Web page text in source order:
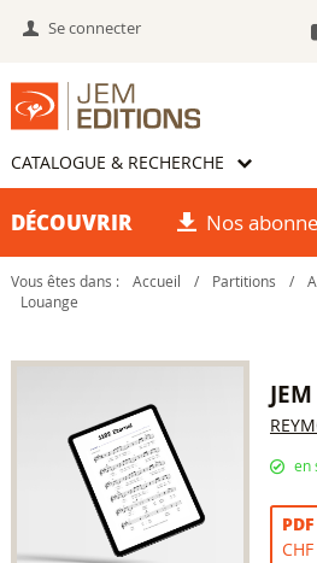
Se connecter
CATALOGUE & RECHERCHE
DÉCOUVRIR Nos
Vous êtes dans : Accueil / Partitions /
Louange
en
PDF